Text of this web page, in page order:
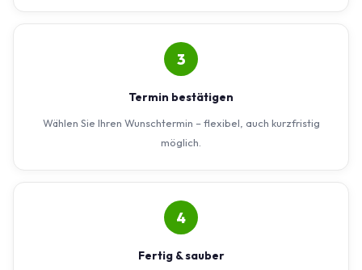
3
Termin bestätigen
Wählen Sie Ihren Wunschtermin – flexibel, auch kurzfristig
möglich.
4
Fertig & sauber